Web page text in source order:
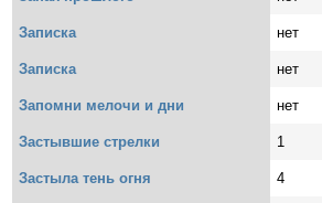
Записка нет
Записка нет
Запомни мелочи и дни нет
Застывшие стрелки 1
Застыла тень огня 4